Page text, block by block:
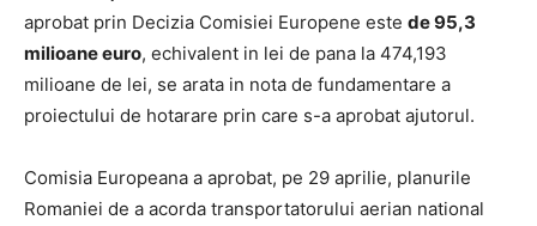
aprobat prin Decizia Comisiei Europene este de 95,3
milioane euro, echivalent in lei de pana la 474,193
milioane de lei, se arata in nota de fundamentare a
proiectului de hotarare prin care s-a aprobat ajutorul.
Comisia Europeana a aprobat, pe 29 aprilie, planurile
Romaniei de a acorda transportatorului aerian national